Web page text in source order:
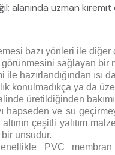
alanında uzman
bazı yönleri ile diğer
sağlayan bir
hazırlandığından ısı
konulmadıkça ya da
üretildiğinden
hapseden ve su
altının çeşitli yalıtım
unsudur.
PVC